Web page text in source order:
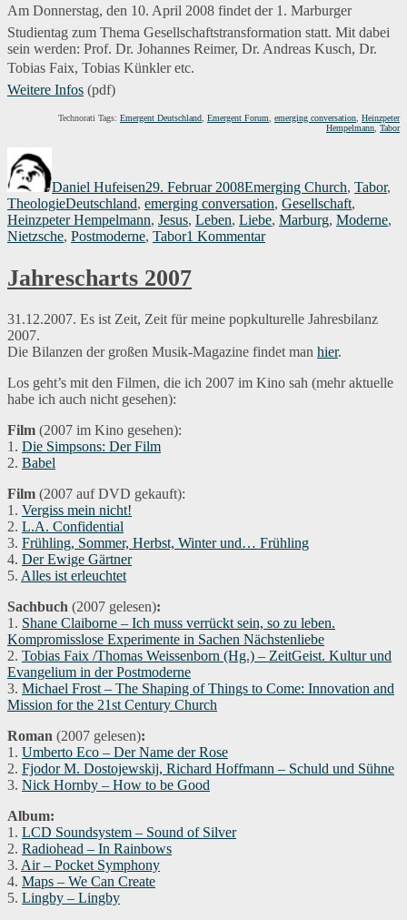
Am Donnerstag, den 10. April 2008 findet der 1. Marburger
Studientag zum Thema Gesellschaftstransformation statt. Mit dabei
sein werden: Prof. Dr. Johannes Reimer, Dr. Andreas Kusch, Dr.
Tobias Faix, Tobias Künkler etc.
Weitere Infos (pdf)
Technorati Tags: Emergent Deutschland Emergent Forum emerging conversation Heinzpeter
Hempelmann Tabor
Daniel Hufeisen29. Februar 2008Emerging Church, Tabor,
TheologieSchlagwörter
Deutschland, emerging conversation, Gesellschaft,
Heinzpeter Hempelmann, Jesus, Leben, Liebe, Marburg, Moderne,
Nietzsche, Postmoderne, Tabor1 Kommentarzu
Forum
Jahrescharts 2007
31.12.2007. Es ist Zeit, Zeit für meine popkulturelle Jahresbilanz
2007.
Die Bilanzen der großen Musik-Magazine findet man hier.
Los geht’s mit den Filmen, die ich 2007 im Kino sah (mehr aktuelle
habe ich auch nicht gesehen):
Film (2007 im Kino gesehen):
1. Die Simpsons: Der Film
2. Babel
Film (2007 auf DVD gekauft):
1. Vergiss mein nicht!
2. L.A. Confidential
3. Frühling, Sommer, Herbst, Winter und… Frühling
4. Der Ewige Gärtner
5. Alles ist erleuchtet
Sachbuch (2007 gelesen):
1. Shane Claiborne – Ich muss verrückt sein, so zu leben.
Kompromisslose Experimente in Sachen Nächstenliebe
2. Tobias Faix /Thomas Weissenborn (Hg.) – ZeitGeist. Kultur und
Evangelium in der Postmoderne
3. Michael Frost – The Shaping of Things to Come: Innovation and
Mission for the 21st Century Church
Roman (2007 gelesen):
1. Umberto Eco – Der Name der Rose
2. Fjodor M. Dostojewskij, Richard Hoffmann – Schuld und Sühne
3. Nick Hornby – How to be Good
Album:
1. LCD Soundsystem – Sound of Silver
2. Radiohead – In Rainbows
3. Air – Pocket Symphony
4. Maps – We Can Create
5. Lingby – Lingby